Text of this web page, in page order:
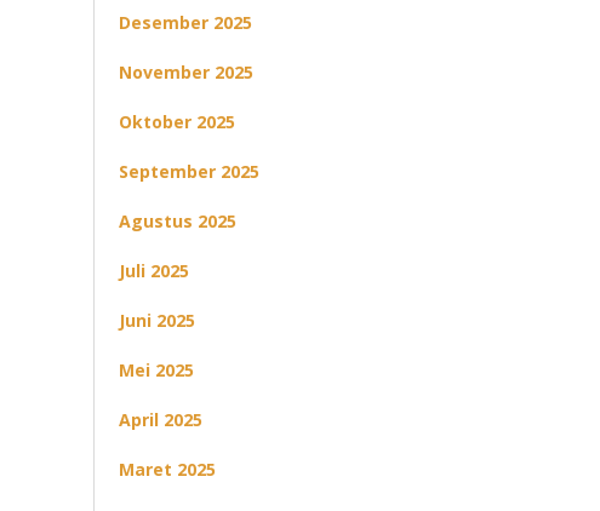
Desember 2025
November 2025
Oktober 2025
September 2025
Agustus 2025
Juli 2025
Juni 2025
Mei 2025
April 2025
Maret 2025